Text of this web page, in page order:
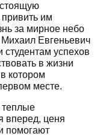
им
за мирное небо
Евгеньевич
успехов
в жизни
котором
месте.
теплые
вперед, ценя
помогают